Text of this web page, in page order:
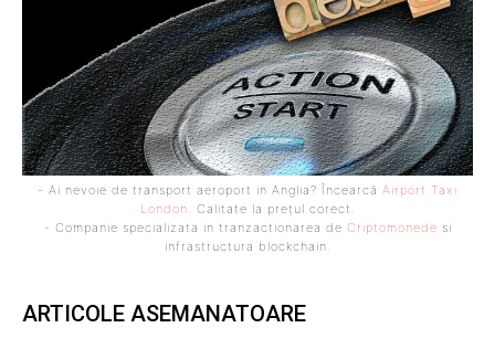
- Ai nevoie de transport aeroport in Anglia? Încearcă Airport Taxi
London . Calitate la prețul corect.
- Companie specializata in tranzactionarea de Criptomonede si
infrastructura blockchain.
ARTICOLE ASEMANATOARE